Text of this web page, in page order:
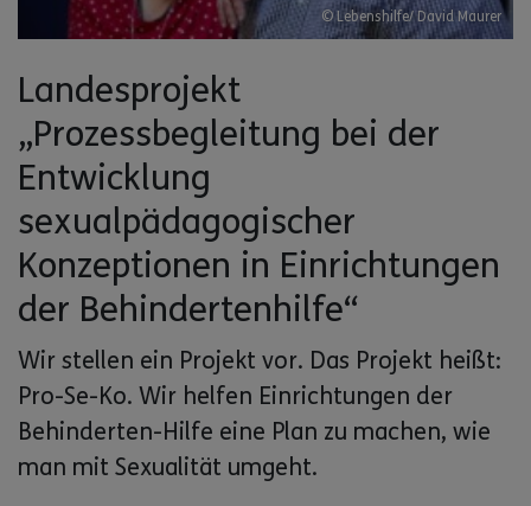
© Lebenshilfe/ David Maurer
Landesprojekt
„Prozessbegleitung bei der
Entwicklung
sexualpädagogischer
Konzeptionen in Einrichtungen
der Behindertenhilfe“
Wir stellen ein Projekt vor. Das Projekt heißt:
Pro-Se-Ko. Wir helfen Einrichtungen der
Behinderten-Hilfe eine Plan zu machen, wie
man mit Sexualität umgeht.